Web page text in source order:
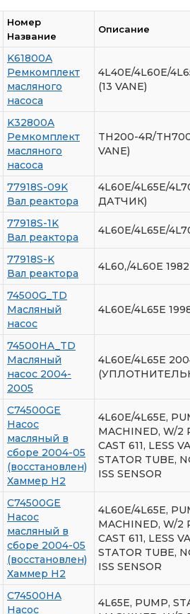
Номер
Название
Описание
K61800A
Ремкомплект
масляного
насоса
4L40E/4L60E/
(13 VANE)
K32800A
Ремкомплект
масляного
насоса
TH200-4R/
VANE)
77918S-09K
Вал реактора
4L60E/4L65E/
ДАТЧИК)
77918S-1K
Вал реактора
4L60E/4L65E/
77918S-K
Вал реактора
4L60,/4L60E
74500G_TD
Масляный
насос
4L60E/4L65E
74500HA_TD
Масляный
насос 2004-
2005
4L60E/4L65E
C74500GE
Насос
масляный в
сборе 2004-05
(восстановлен)
Хаммер Н2
4L60E/4L65E,
MACHINED, W/2
CAST 611, LESS
STATOR TUBE,
ISS SENSOR
C74500GE
Насос
масляный в
сборе 2004-05
(восстановлен)
Хаммер Н2
4L60E/4L65E,
MACHINED, W/2
CAST 611, LESS
STATOR TUBE,
ISS SENSOR
C74500HA
Насос
4L65E, PUMP,